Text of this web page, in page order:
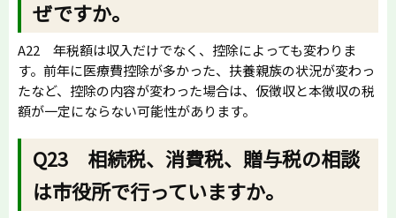
ぜですか。
A22 年税額は収入だけでなく、控除によっても変わりま
す。前年に医療費控除が多かった、扶養親族の状況が変わっ
たなど、控除の内容が変わった場合は、仮徴収と本徴収の税
額が一定にならない可能性があります。
Q23 相続税、消費税、贈与税の相談
は市役所で行っていますか。